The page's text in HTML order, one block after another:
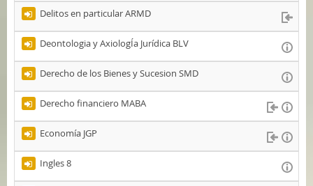
Delitos en particular ARMD
Deontologia y AxiologÍa Jurídica BLV
Derecho de los Bienes y Sucesion SMD
Derecho financiero MABA
Economía JGP
Ingles 8